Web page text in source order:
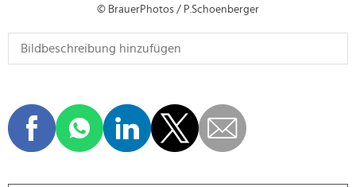
© BrauerPhotos / P.Schoenberger